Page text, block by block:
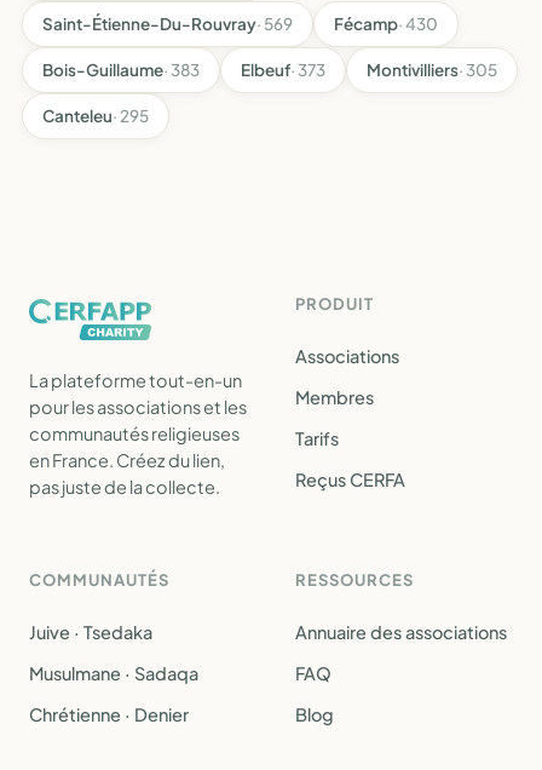
Saint-Étienne-Du-Rouvray· 569 Fécamp· 430
Bois-Guillaume· 383 Elbeuf· 373 Montivilliers· 305
Canteleu· 295
La plateforme tout-en-un
pour les associations et les
communautés religieuses
en France. Créez du lien,
pas juste de la collecte.
PRODUIT
Associations
Membres
Tarifs
Reçus CERFA
COMMUNAUTÉS
Juive · Tsedaka
Musulmane · Sadaqa
Chrétienne · Denier
RESSOURCES
Annuaire des associations
FAQ
Blog